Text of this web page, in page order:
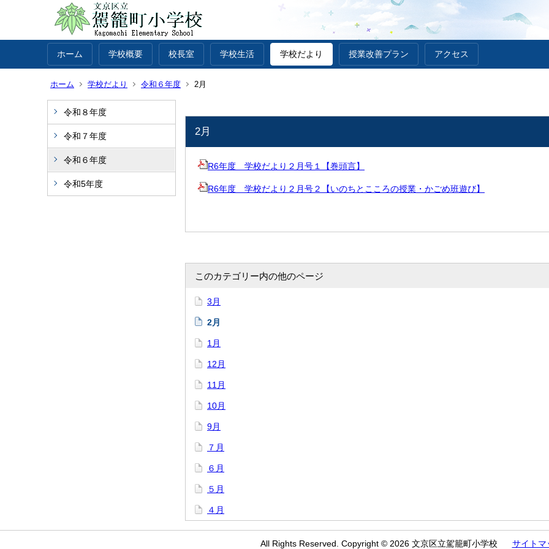
ホーム 学校概要 校長室 学校生活 学校だより 授業改善プラン アクセス
ホーム 学校だより 令和６年度 2月
令和８年度
令和７年度
令和６年度
令和5年度
2月
R6年度 学校だより２月号１【巻頭言】
R6年度 学校だより２月号２【いのちとこころの授業・かごめ班遊び】
このカテゴリー内の他のページ
3月
2月
1月
12月
11月
10月
9月
７月
６月
５月
４月
All Rights Reserved. Copyright © 2026 文京区立駕籠町小学校 サイトマ